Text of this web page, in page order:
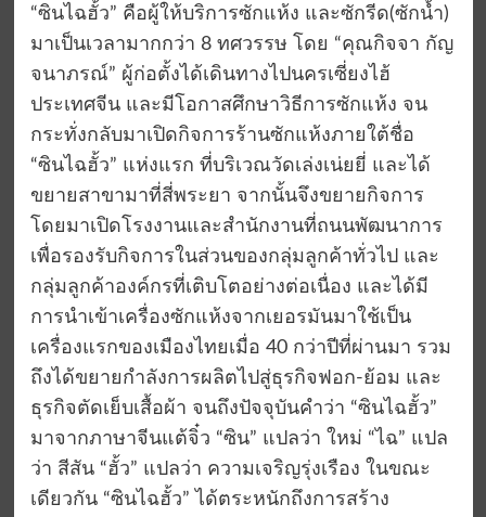
“ซินไฉฮั้ว” คือผู้ให้บริการซักแห้ง และซักรีด(ซักน้ำ)
มาเป็นเวลามากกว่า 8 ทศวรรษ โดย “คุณกิจจา กัญ
จนาภรณ์” ผู้ก่อตั้งได้เดินทางไปนครเซี่ยงไฮ้
ประเทศจีน และมีโอกาสศึกษาวิธีการซักแห้ง จน
กระทั่งกลับมาเปิดกิจการร้านซักแห้งภายใต้ชื่อ
“ซินไฉฮั้ว” แห่งแรก ที่บริเวณวัดเล่งเน่ยยี่ และได้
ขยายสาขามาที่สี่พระยา จากนั้นจึงขยายกิจการ
โดยมาเปิดโรงงานและสำนักงานที่ถนนพัฒนาการ
เพื่อรองรับกิจการในส่วนของกลุ่มลูกค้าทั่วไป และ
กลุ่มลูกค้าองค์กรที่เติบโตอย่างต่อเนื่อง และได้มี
การนำเข้าเครื่องซักแห้งจากเยอรมันมาใช้เป็น
เครื่องแรกของเมืองไทยเมื่อ 40 กว่าปีที่ผ่านมา รวม
ถึงได้ขยายกำลังการผลิตไปสู่ธุรกิจฟอก-ย้อม และ
ธุรกิจตัดเย็บเสื้อผ้า จนถึงปัจจุบันคำว่า “ซินไฉฮั้ว”
มาจากภาษาจีนแต้จิ๋ว “ซิน” แปลว่า ใหม่ “ไฉ” แปล
ว่า สีสัน “ฮั้ว” แปลว่า ความเจริญรุ่งเรือง ในขณะ
เดียวกัน “ซินไฉฮั้ว” ได้ตระหนักถึงการสร้าง